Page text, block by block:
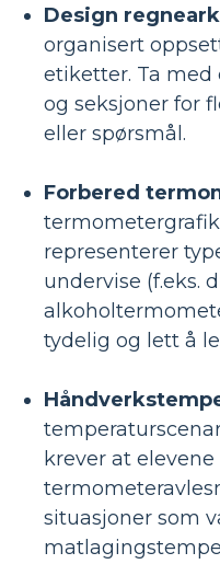
Design
organisert
etiketter. Ta med
og seksjoner for
eller spørsmål.
Forbered
representerer
undervise (f.eks.
tydelig og lett å
krever at
situasjoner som